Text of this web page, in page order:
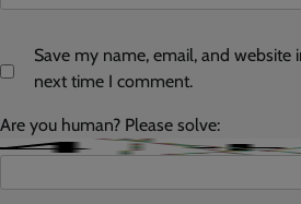
Save my name, email, and website
next time I comment.
Are you human? Please solve: